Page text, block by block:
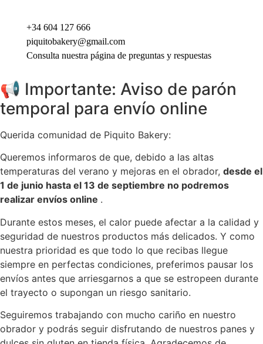
+34 604 127 666
piquitobakery@gmail.com
Consulta nuestra página de preguntas y respuestas
📢 Importante: Aviso de parón
temporal para envío online
Querida comunidad de Piquito Bakery:
Queremos informaros de que, debido a las altas
temperaturas del verano y mejoras en el obrador, desde el
1 de junio hasta el 13 de septiembre no podremos
realizar envíos online .
Durante estos meses, el calor puede afectar a la calidad y
seguridad de nuestros productos más delicados. Y como
nuestra prioridad es que todo lo que recibas llegue
siempre en perfectas condiciones, preferimos pausar los
envíos antes que arriesgarnos a que se estropeen durante
el trayecto o supongan un riesgo sanitario.
Seguiremos trabajando con mucho cariño en nuestro
obrador y podrás seguir disfrutando de nuestros panes y